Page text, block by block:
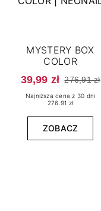
MYSTERY BOX
COLOR
39,99 zł 276,91 zł
Najniższa cena z 30 dni
276.91 zł
ZOBACZ